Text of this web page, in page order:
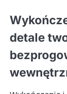
detale